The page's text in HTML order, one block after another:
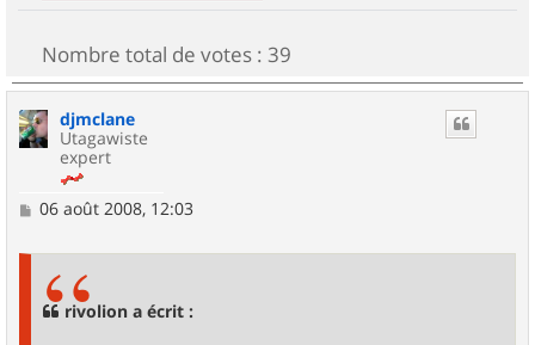
Nombre total de votes : 39
djmclane
Utagawiste
expert
M
06 août 2008, 12:03
rivolion a écrit :